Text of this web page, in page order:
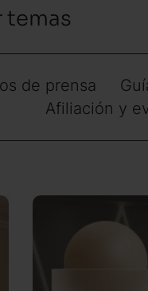
de prensa
Afiliación y